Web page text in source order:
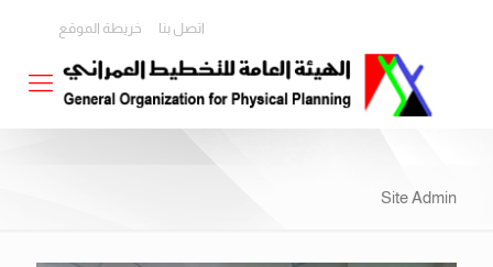
اتصل بنا خريطة الموقع
Site Admin